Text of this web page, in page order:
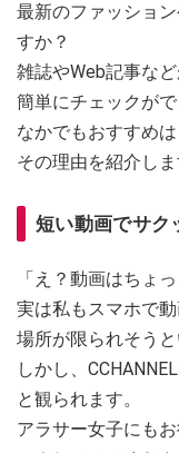
最新のファッショ
すか？
雑誌やWeb記事な
簡単にチェックがで
なかでもおすすめは
その理由を紹介しま
短い動画でサク
「え？動画はちょ
実は私もスマホで
場所が限られそう
しかし、
と観られます。
アラサー女子にも